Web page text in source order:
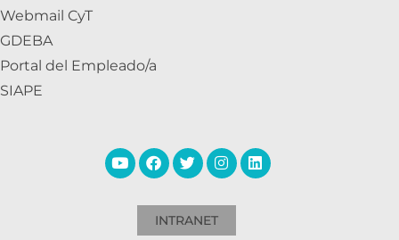
Webmail CyT
GDEBA
Portal del Empleado/a
SIAPE
INTRANET